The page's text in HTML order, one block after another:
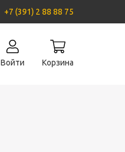
+7 (391) 2 88 88 75
Войти Корзина